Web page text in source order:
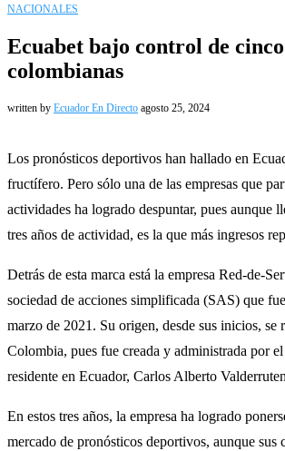
NACIONALES
Ecuabet bajo control de
colombianas
written by Ecuador En Directo agosto 25, 2024
Los pronósticos deportivos han hallado en
fructífero. Pero sólo una de las empresas que
actividades ha logrado despuntar, pues aunque
tres años de actividad, es la que más ingresos
Detrás de esta marca está la empresa Red-de-
sociedad de acciones simplificada (SAS) que
marzo de 2021. Su origen, desde sus inicios, se
Colombia, pues fue creada y administrada por
residente en Ecuador, Carlos Alberto
En estos tres años, la empresa ha logrado
mercado de pronósticos deportivos, aunque sus